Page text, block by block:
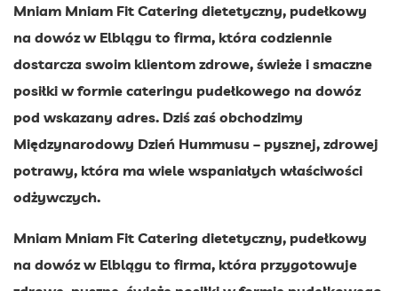
Mniam Mniam Fit Catering dietetyczny, pudełkowy
na dowóz w Elblągu to firma, która codziennie
dostarcza swoim klientom zdrowe, świeże i smaczne
posiłki w formie cateringu pudełkowego na dowóz
pod wskazany adres. Dziś zaś obchodzimy
Międzynarodowy Dzień Hummusu – pysznej, zdrowej
potrawy, która ma wiele wspaniałych właściwości
odżywczych.
Mniam Mniam Fit Catering dietetyczny, pudełkowy
na dowóz w Elblągu to firma, która przygotowuje